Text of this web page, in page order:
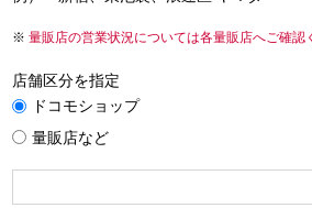
量販店の営業状況については各量販店へご確認
店舗区分を指定
ドコモショップ
量販店など